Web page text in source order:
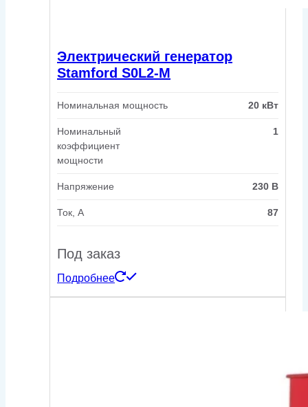
Электрический генератор
Stamford S0L2-M
Номинальная мощность 20 кВт
Номинальный
коэффициент
мощности
1
Напряжение 230 В
Ток, А 87
Под заказ
Подробнее